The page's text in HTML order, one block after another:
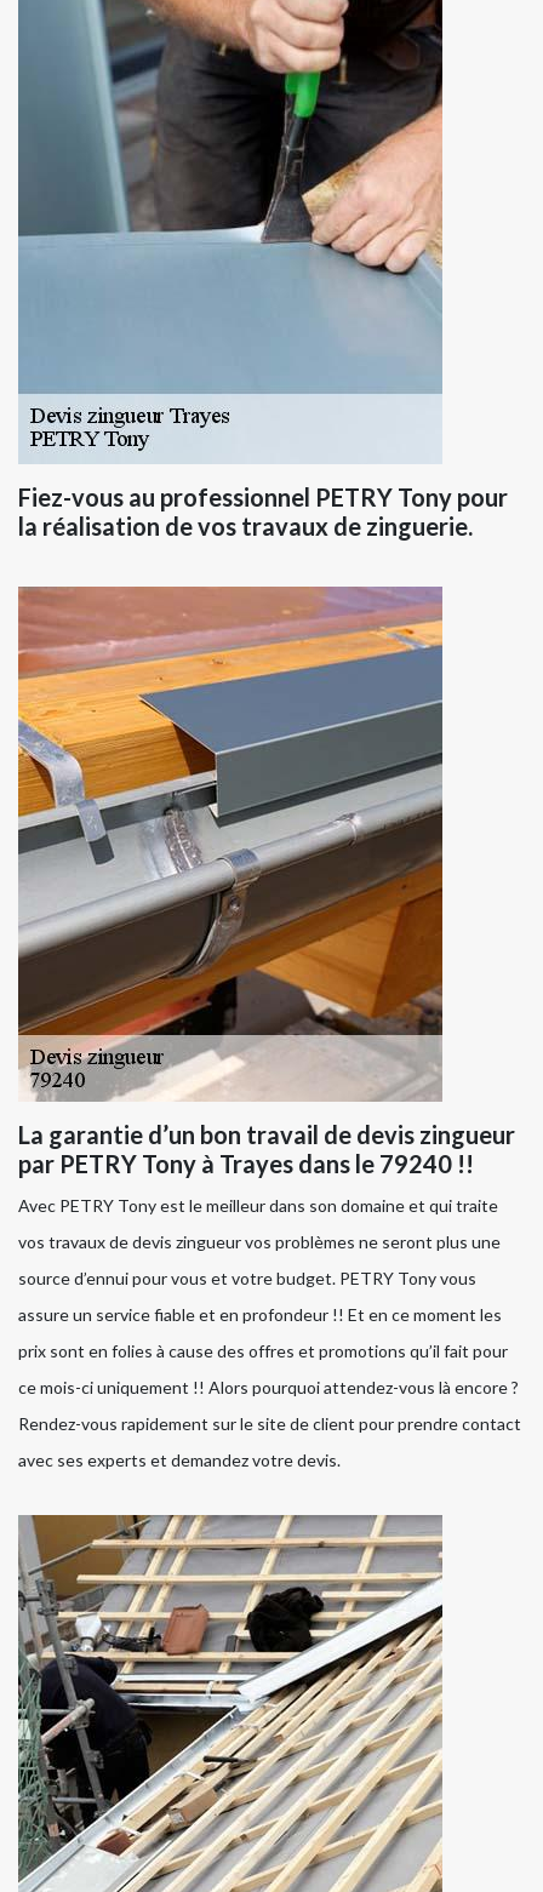
Fiez-vous au professionnel PETRY Tony pour
la réalisation de vos travaux de zinguerie.
La garantie d’un bon travail de devis zingueur
par PETRY Tony à Trayes dans le 79240 !!
Avec PETRY Tony est le meilleur dans son domaine et qui traite
vos travaux de devis zingueur vos problèmes ne seront plus une
source d’ennui pour vous et votre budget. PETRY Tony vous
assure un service fiable et en profondeur !! Et en ce moment les
prix sont en folies à cause des offres et promotions qu’il fait pour
ce mois-ci uniquement !! Alors pourquoi attendez-vous là encore ?
Rendez-vous rapidement sur le site de client pour prendre contact
avec ses experts et demandez votre devis.